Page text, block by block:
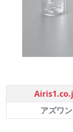
アズワン